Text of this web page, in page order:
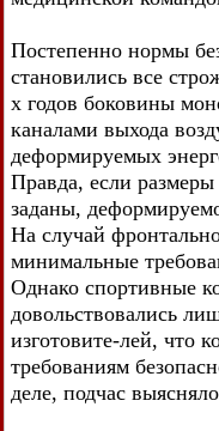
Постепенно нормы
становились все
х годов боковины
каналами выхода
деформируемых
Правда, если
заданы,
На случай
минимальные
Однако спортивные
довольствовались
изготовите-лей, что
требованиям
деле, подчас